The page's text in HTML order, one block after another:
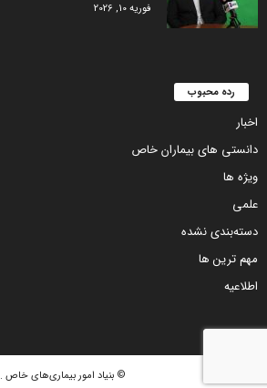
فوریه 10, 2026
رده محبوب
اخبار
دانستی های بیماران خاص
ویژه ها
علمی
دسته‌بندی نشده
مهم ترین ها
اطلاعیه
© بنیاد امور بیماری‌های خاص .